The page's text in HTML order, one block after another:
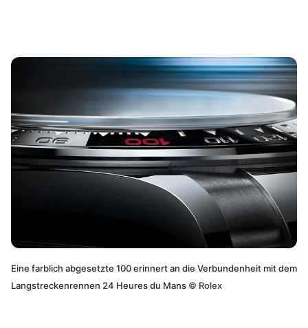
Eine farblich abgesetzte 100 erinnert an die Verbundenheit mit dem
Langstreckenrennen 24 Heures du Mans © Rolex